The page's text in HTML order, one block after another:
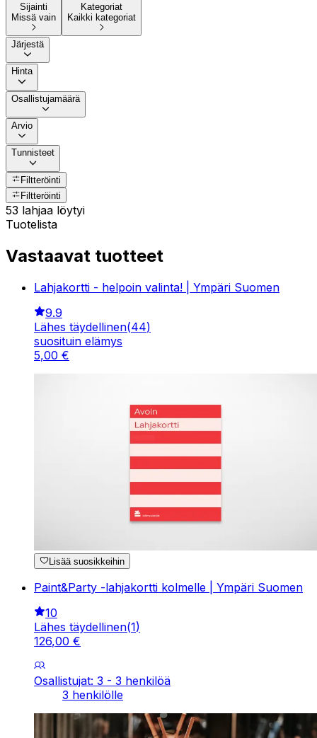
Sijainti
Missä vain
Kategoriat
Kaikki kategoriat
Järjestä
Hinta
Osallistujamäärä
Arvio
Tunnisteet
Filtteröinti
Filtteröinti
53 lahjaa löytyi
Tuotelista
Vastaavat tuotteet
Lahjakortti - helpoin valinta! | Ympäri Suomen
9.9
Lähes täydellinen(44)
suosituin elämys
5,00 €
Lisää suosikkeihin
Paint&Party -lahjakortti kolmelle | Ympäri Suomen
10
Lähes täydellinen(1)
126,00 €
Osallistujat: 3 - 3 henkilöä
3 henkilölle